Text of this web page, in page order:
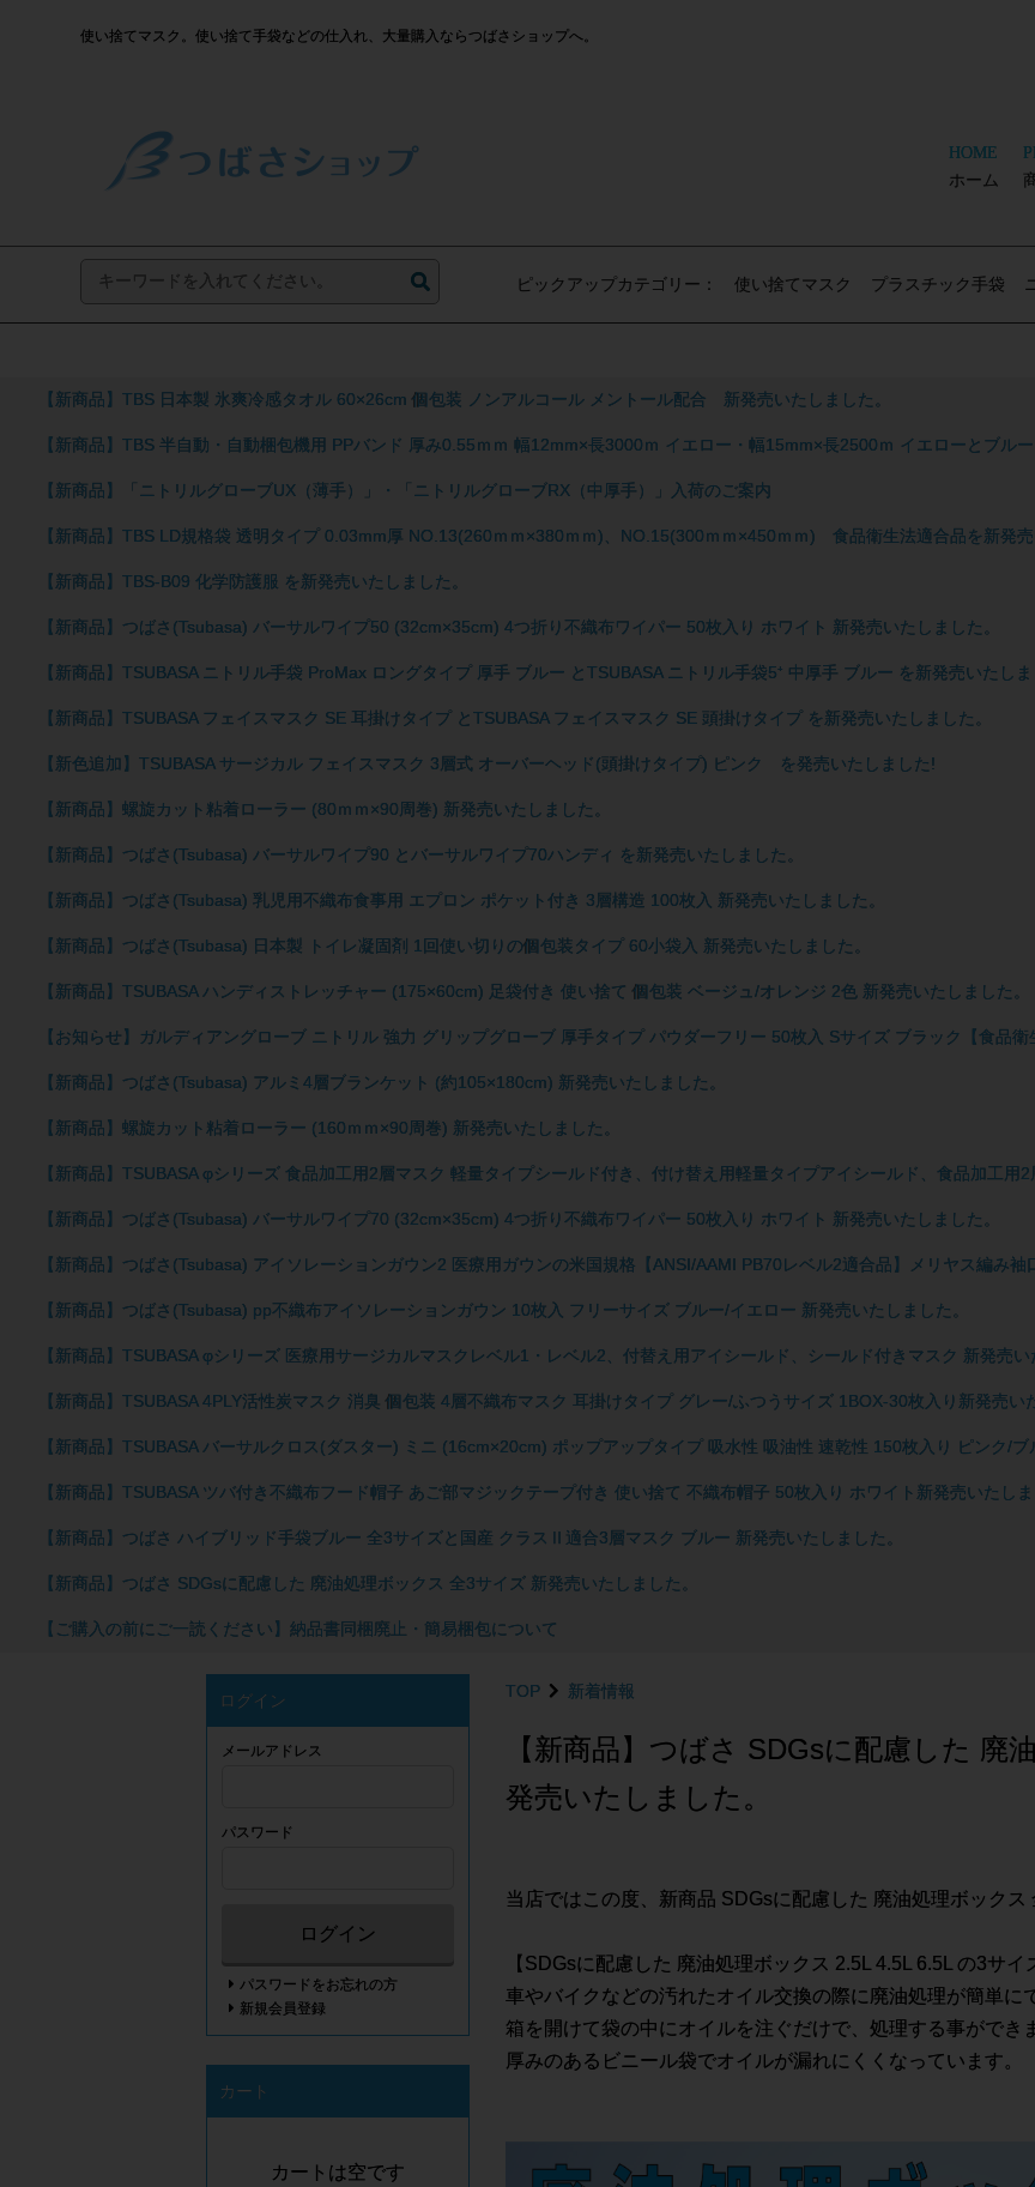
【新商品】TBS 日本製 氷爽冷感タオル 60×26cm 個包装 ノンアルコール メントール配合 新発売いたしました。
【新商品】TBS 半自動・自動梱包機用 PPバンド 厚み0.55ｍｍ 幅12mm×長3000ｍ イエロー・幅15mm×長2500ｍ イエローとブル
【新商品】「ニトリルグローブUX（薄手）」・「ニトリルグローブRX（中厚手）」入荷のご案内
【新商品】TBS LD規格袋 透明タイプ 0.03mm厚 NO.13(260ｍｍ×380ｍｍ)、NO.15(300ｍｍ×450ｍｍ) 食品衛生法適合品を新発売
【新商品】TBS-B09 化学防護服 を新発売いたしました。
【新商品】つばさ(Tsubasa) バーサルワイプ50 (32cm×35cm) 4つ折り不織布ワイパー 50枚入り ホワイト 新発売いたしました。
【新商品】TSUBASA ニトリル手袋 ProMax ロングタイプ 厚手 ブルー とTSUBASA ニトリル手袋5⁺ 中厚手 ブルー を新発売いたしま
【新商品】TSUBASA フェイスマスク SE 耳掛けタイプ とTSUBASA フェイスマスク SE 頭掛けタイプ を新発売いたしました。
【新色追加】TSUBASA サージカル フェイスマスク 3層式 オーバーヘッド(頭掛けタイプ) ピンク を発売いたしました!
【新商品】螺旋カット粘着ローラー (80ｍｍ×90周巻) 新発売いたしました。
【新商品】つばさ(Tsubasa) バーサルワイプ90 とバーサルワイプ70ハンディ を新発売いたしました。
【新商品】つばさ(Tsubasa) 乳児用不織布食事用 エプロン ポケット付き 3層構造 100枚入 新発売いたしました。
【新商品】つばさ(Tsubasa) 日本製 トイレ凝固剤 1回使い切りの個包装タイプ 60小袋入 新発売いたしました。
【新商品】TSUBASA ハンディストレッチャー (175×60cm) 足袋付き 使い捨て 個包装 ベージュ/オレンジ 2色 新発売いたしました。
【お知らせ】ガルディアングローブ ニトリル 強力 グリップグローブ 厚手タイプ パウダーフリー 50枚入 Sサイズ ブラック【食品衛
【新商品】つばさ(Tsubasa) アルミ4層ブランケット (約105×180cm) 新発売いたしました。
【新商品】螺旋カット粘着ローラー (160ｍｍ×90周巻) 新発売いたしました。
【新商品】TSUBASA φシリーズ 食品加工用2層マスク 軽量タイプシールド付き、付け替え用軽量タイプアイシールド、食品加工用2
【新商品】つばさ(Tsubasa) バーサルワイプ70 (32cm×35cm) 4つ折り不織布ワイパー 50枚入り ホワイト 新発売いたしました。
【新商品】つばさ(Tsubasa) アイソレーションガウン2 医療用ガウンの米国規格【ANSI/AAMI PB70レベル2適合品】メリヤス編み
【新商品】つばさ(Tsubasa) pp不織布アイソレーションガウン 10枚入 フリーサイズ ブルー/イエロー 新発売いたしました。
【新商品】TSUBASA φシリーズ 医療用サージカルマスクレベル1・レベル2、付替え用アイシールド、シールド付きマスク 新発売い
【新商品】TSUBASA 4PLY活性炭マスク 消臭 個包装 4層不織布マスク 耳掛けタイプ グレー/ふつうサイズ 1BOX-30枚入り新発売い
【新商品】TSUBASA バーサルクロス(ダスター) ミニ (16cm×20cm) ポップアップタイプ 吸水性 吸油性 速乾性 150枚入り ピンク/ブ
【新商品】TSUBASA ツバ付き不織布フード帽子 あご部マジックテープ付き 使い捨て 不織布帽子 50枚入り ホワイト新発売いたしま
【新商品】つばさ ハイブリッド手袋ブルー 全3サイズと国産 クラスⅡ適合3層マスク ブルー 新発売いたしました。
【新商品】つばさ SDGsに配慮した 廃油処理ボックス 全3サイズ 新発売いたしました。
【ご購入の前にご一読ください】納品書同梱廃止・簡易梱包について
使い捨てマスク。使い捨て手袋などの仕入れ、大量購入ならつばさショップへ。
HOME
ホーム
ピックアップカテゴリー： 使い捨てマスク プラスチック手袋
TOP 新着情報
【新商品】つばさ SDGsに配慮した 廃
発売いたしました。
当店ではこの度、新商品 SDGsに配慮した 廃油処理ボックス
【SDGsに配慮した 廃油処理ボックス 2.5L 4.5L 6.5L の3サイ
車やバイクなどの汚れたオイル交換の際に廃油処理が簡単に
箱を開けて袋の中にオイルを注ぐだけで、処理する事ができ
厚みのあるビニール袋でオイルが漏れにくくなっています。
ログイン
メールアドレス
パスワード
ログイン
パスワードをお忘れの方
新規会員登録
カート
カートは空です